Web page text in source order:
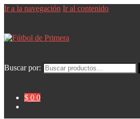
Ir a la navegación Ir al contenido
Buscar por:
$ 0 0